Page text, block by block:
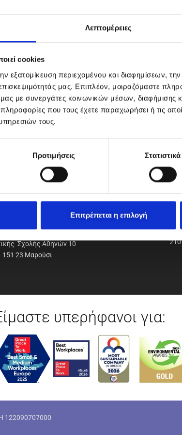
Λεπτομέρειες
cookies
εξατομίκευση περιεχομένου και διαφημίσεων,
μας. Επιπλέον, μοιραζόμαστε
μας με συνεργάτες κοινωνικών μέσων, διαφήμισης
που τους έχετε παραχωρήσει ή τις
τους.
Προτιμήσεις Στατιστικά
Επιτρέπεται η επιλογή
Α.Ε.Ε.
Σχολής Αθηνών 10
151 23 Μαρούσι
υπερήφανοι για:
122090707000